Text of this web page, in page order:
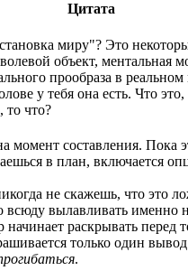
Цитата
миру"? Это
объект, ментальная
прообраза в
у тебя она есть. Что
то что?
момент составления. Пока
в план, включается
не скажешь, что это
всюду вылавливать именно
раскрывать перед
только один
.